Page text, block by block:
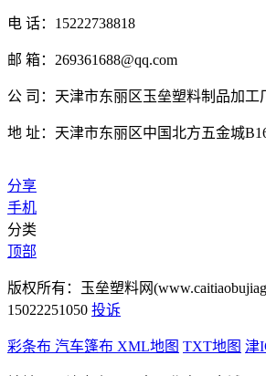
电 话：15222738818
邮 箱：269361688@qq.com
公 司：天津市东丽区玉垒塑料制品加工
地 址：天津市东丽区中国北方五金城
分享
手机
分类
顶部
版权所有：玉垒塑料网
15022251050 投诉
彩条布 汽车篷布 XML地图 TXT地图 津